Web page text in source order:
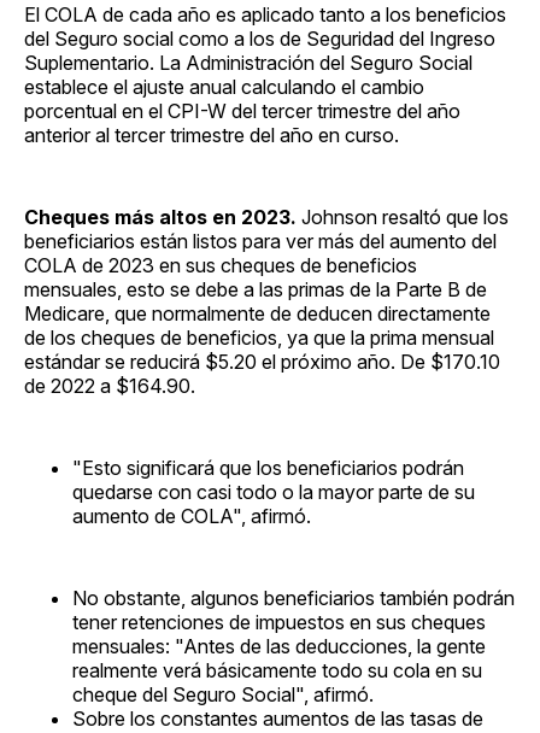
El COLA de cada año es aplicado tanto a los beneficios
del Seguro social como a los de Seguridad del Ingreso
Suplementario. La Administración del Seguro Social
establece el ajuste anual calculando el cambio
porcentual en el CPI-W del tercer trimestre del año
anterior al tercer trimestre del año en curso.
Cheques más altos en 2023. Johnson resaltó que los
beneficiarios están listos para ver más del aumento del
COLA de 2023 en sus cheques de beneficios
mensuales, esto se debe a las primas de la Parte B de
Medicare, que normalmente de deducen directamente
de los cheques de beneficios, ya que la prima mensual
estándar se reducirá $5.20 el próximo año. De $170.10
de 2022 a $164.90.
"Esto significará que los beneficiarios podrán
quedarse con casi todo o la mayor parte de su
aumento de COLA", afirmó.
No obstante, algunos beneficiarios también podrán
tener retenciones de impuestos en sus cheques
mensuales: "Antes de las deducciones, la gente
realmente verá básicamente todo su cola en su
cheque del Seguro Social", afirmó.
Sobre los constantes aumentos de las tasas de